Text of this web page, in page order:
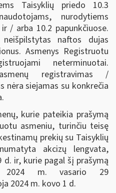
Taisyklių priedo 10.3
nurodytiems
/ arba 10.2 papunkčiuose.
naftos dujas
Asmenys Registruotu
neterminuotai.
registravimas /
nėra siejamas su konkrečia
kurie pateikia prašymą
asmeniu, turinčiu teisę
prekių su Taisyklių
akcizų lengvata,
d. ir, kurie pagal šį prašymą
2024 m. vasario 29
2024 m. kovo 1 d.